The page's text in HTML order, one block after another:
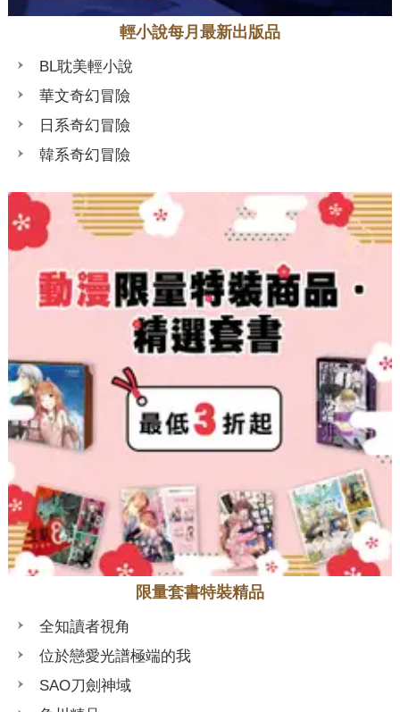
輕小說每月最新出版品
BL耽美輕小說
華文奇幻冒險
日系奇幻冒險
韓系奇幻冒險
限量套書特裝精品
全知讀者視角
位於戀愛光譜極端的我
SAO刀劍神域